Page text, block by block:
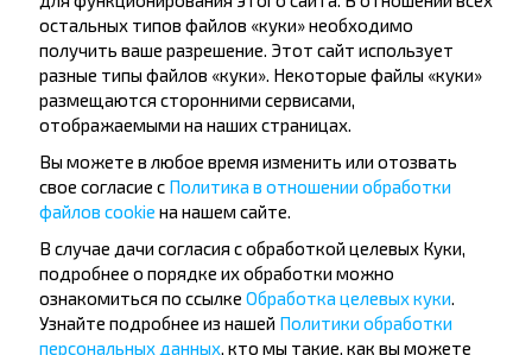
Падпісацц
Папулярныя аўтобусныя
напрамкі
Орша - Могилёв
Мінск - Несвиж
Мінск - Могилёв
Мінск - Баранавiчы
Гомель - Мінск
Брест - Тересполь
остальных типов файлов «куки» необходимо
получить ваше разрешение. Этот сайт использует
разные типы файлов «куки». Некоторые файлы «куки»
размещаются сторонними сервисами,
отображаемыми на наших страницах.
Вы можете в любое время изменить или отозвать
свое согласие с Политика в отношении обработки
файлов cookie на нашем сайте.
В случае дачи согласия с обработкой целевых Куки,
подробнее о порядке их обработки можно
ознакомиться по ссылке Обработка целевых куки.
Узнайте подробнее из нашей Политики обработки
персональных данных, кто мы такие, как вы можете